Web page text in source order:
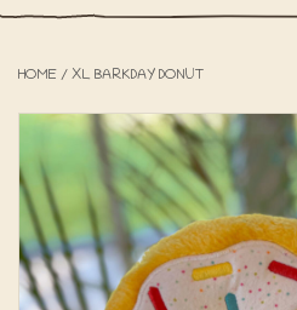
De Winkel
Het Strandhuisje
De Blog
Over ons
HOME / XL BARKDAY DONUT